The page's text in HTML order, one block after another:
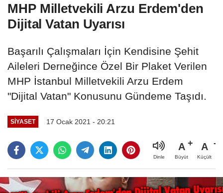
MHP Milletvekili Arzu Erdem'den
Dijital Vatan Uyarısı
Başarılı Çalışmaları İçin Kendisine Şehit
Aileleri Derneğince Özel Bir Plaket Verilen
MHP İstanbul Milletvekili Arzu Erdem
"Dijital Vatan" Konusunu Gündeme Taşıdı.
SIYASET 17 Ocak 2021 - 20:21
Dinle
A
Büyüt
A
Küçült